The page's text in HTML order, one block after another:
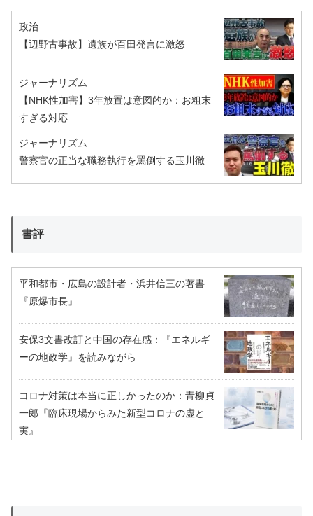
政治
【辺野古事故】遺族が百田発言に激怒
ジャーナリズム
【NHK性加害】3年放置は意図的か：お粗末
すぎる対応
ジャーナリズム
警察官の正当な職務執行を罵倒する玉川徹
書評
平和都市・広島の設計者・浜井信三の著書
『原爆市長』
安保3文書改訂と中国の存在感：『エネルギ
ーの地政学』を読みながら
コロナ対策は本当に正しかったのか：青柳貞
一郎『臨床現場からみた新型コロナの虚と
実』